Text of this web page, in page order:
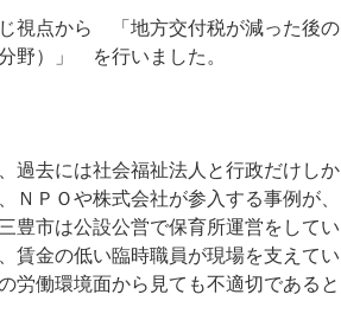
視点から 「地方交付税が減った後の
野）」 を行いました。
過去には社会福祉法人と行政だけしか
ＮＰＯや株式会社が参入する事例が、
豊市は公設公営で保育所運営をしてい
賃金の低い臨時職員が現場を支えてい
労働環境面から見ても不適切であると